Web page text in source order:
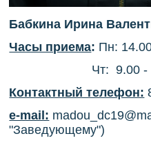
Бабкина Ирина
Часы приема: Пн:
Чт: 9.00 -
Контактный телефон:
e-mail:
"Заведующему")